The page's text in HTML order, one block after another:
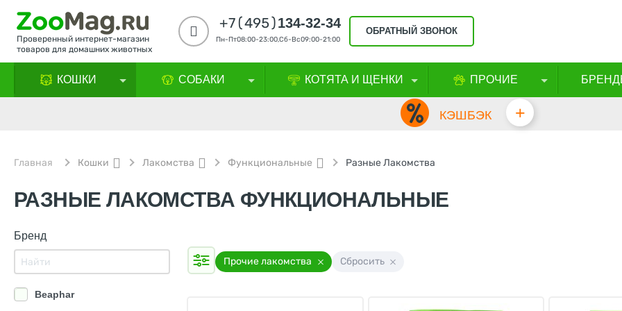
Проверенный интернет-магазин
товаров для домашних животных
+7(495)134-32-34
Пн-Пт08:00-23:00,Сб-Вс09:00-21:00
ОБРАТНЫЙ ЗВОНОК
КОШКИ СОБАКИ КОТЯТА И ЩЕНКИ ПРОЧИЕ
КЭШБЭК +
Главная Кошки Лакомства Функциональные Разные Лакомства
РАЗНЫЕ ЛАКОМСТВА ФУНКЦИОНАЛЬНЫЕ
Бренд
Beaphar
Прочие лакомства Сбросить